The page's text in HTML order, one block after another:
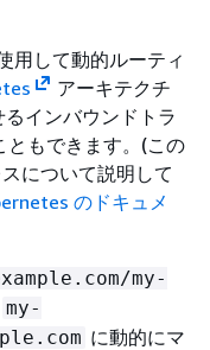
用して動的ルーティ
アーキテクチ
インバウンドトラ
ともできます。(この
について説明して
のドキュメ
my-
my-
に動的にマ